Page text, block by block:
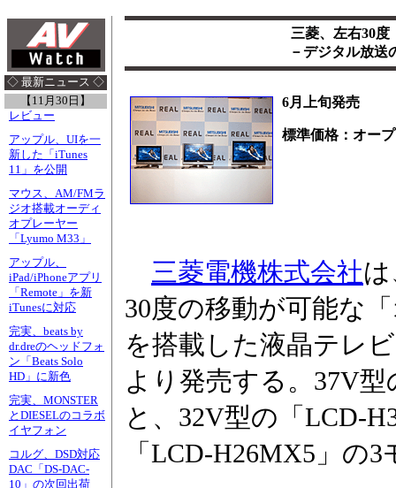
◇ 最新ニュース ◇
【11月30日】
レビュー
アップル、UIを一
新した「iTunes
11」を公開
マウス、AM/FMラ
ジオ搭載オーディ
オプレーヤー
「Lyumo M33」
アップル、
iPad/iPhoneアプリ
「Remote」を新
iTunesに対応
完実、beats by
dr.dreのヘッドフォ
ン「Beats Solo
HD」に新色
完実、MONSTER
とDIESELのコラボ
イヤフォン
コルグ、DSD対応
DAC「DS-DAC-
10」の次回出荷
三菱、左右30
－デジタル放送
6月上旬発売
標準価格：オー
三菱電機株式会社
30度の移動が可能な
を搭載した液晶テレ
より発売する。37V
と、32V型の「LCD-
「LCD-H26MX5」の